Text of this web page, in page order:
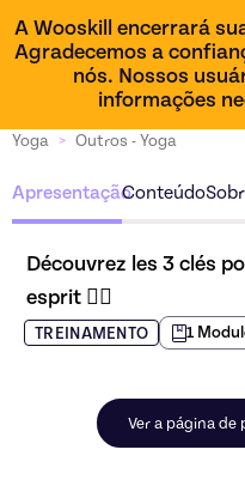
A Wooskill encerrará
Agradecemos a
nós. Nossos
informações
Yoga > Outros - Yoga
ApresentaçãoConteúdo
Découvrez les 3 clés
esprit 🧘‍♀️
TREINAMENTO 1
Ver a página de